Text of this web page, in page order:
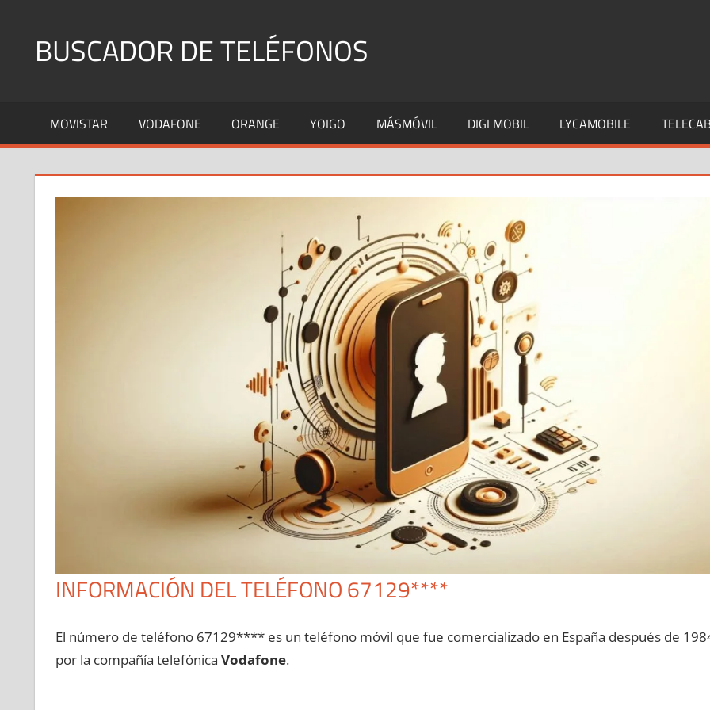
contenidoBUSCADOR DE TELÉFONOS
Fijos
y
MOVISTAR VODAFONE ORANGE YOIGO MÁSMÓVIL DIGI MOBIL LYCAMOBILE
INFORMACIÓN DEL TELÉFONO 67129****
El número dе teléfono 67129**** es un teléfono móvil quе fue comercializado en España después dе
pοr la compañía telefónica Vodafone.